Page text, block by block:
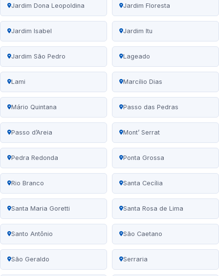
Jardim Dona Leopoldina Jardim Floresta
Jardim Isabel Jardim Itu
Jardim São Pedro Lageado
Lami Marcílio Dias
Mário Quintana Passo das Pedras
Passo d’Areia Mont’ Serrat
Pedra Redonda Ponta Grossa
Rio Branco Santa Cecília
Santa Maria Goretti Santa Rosa de Lima
Santo Antônio São Caetano
São Geraldo Serraria